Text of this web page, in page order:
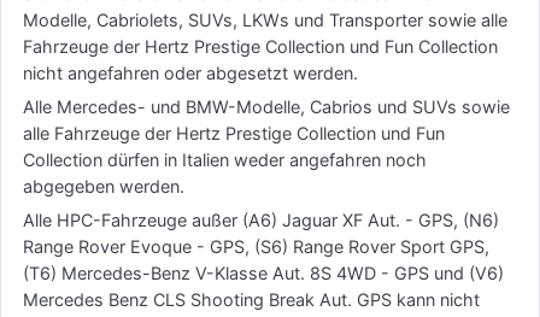
Modelle, Cabriolets, SUVs, LKWs und Transporter sowie alle
Fahrzeuge der Hertz Prestige Collection und Fun Collection
nicht angefahren oder abgesetzt werden.
Alle Mercedes- und BMW-Modelle, Cabrios und SUVs sowie
alle Fahrzeuge der Hertz Prestige Collection und Fun
Collection dürfen in Italien weder angefahren noch
abgegeben werden.
Alle HPC-Fahrzeuge außer (A6) Jaguar XF Aut. - GPS, (N6)
Range Rover Evoque - GPS, (S6) Range Rover Sport GPS,
(T6) Mercedes-Benz V-Klasse Aut. 8S 4WD - GPS und (V6)
Mercedes Benz CLS Shooting Break Aut. GPS kann nicht